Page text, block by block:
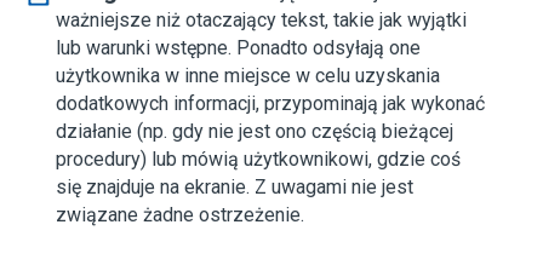
ważniejsze niż otaczający tekst, takie jak wyjątki
lub warunki wstępne. Ponadto odsyłają one
użytkownika w inne miejsce w celu uzyskania
dodatkowych informacji, przypominają jak wykonać
działanie (np. gdy nie jest ono częścią bieżącej
procedury) lub mówią użytkownikowi, gdzie coś
się znajduje na ekranie. Z uwagami nie jest
związane żadne ostrzeżenie.